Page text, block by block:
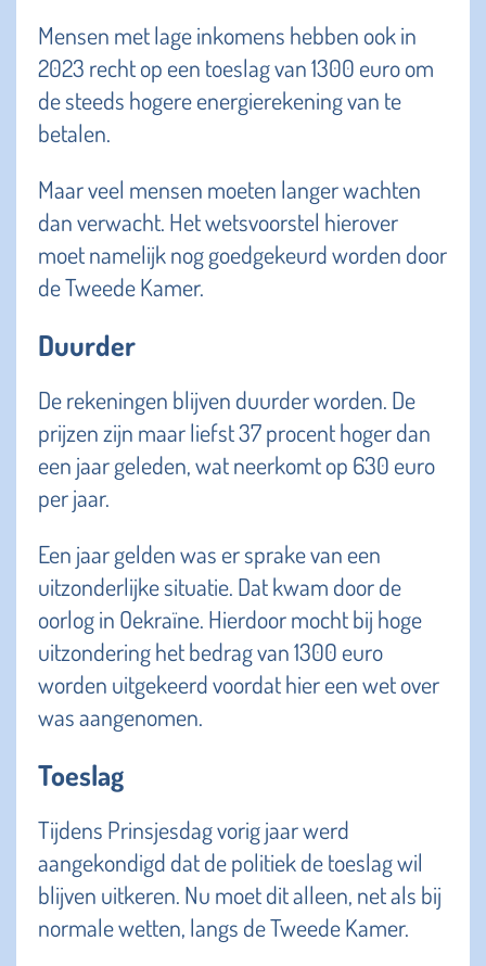
Mensen met lage inkomens hebben ook in
2023 recht op een toeslag van 1300 euro om
de steeds hogere energierekening van te
betalen.
Maar veel mensen moeten langer wachten
dan verwacht. Het wetsvoorstel hierover
moet namelijk nog goedgekeurd worden door
de Tweede Kamer.
Duurder
De rekeningen blijven duurder worden. De
prijzen zijn maar liefst 37 procent hoger dan
een jaar geleden, wat neerkomt op 630 euro
per jaar.
Een jaar gelden was er sprake van een
uitzonderlijke situatie. Dat kwam door de
oorlog in Oekraïne. Hierdoor mocht bij hoge
uitzondering het bedrag van 1300 euro
worden uitgekeerd voordat hier een wet over
was aangenomen.
Toeslag
Tijdens Prinsjesdag vorig jaar werd
aangekondigd dat de politiek de toeslag wil
blijven uitkeren. Nu moet dit alleen, net als bij
normale wetten, langs de Tweede Kamer.